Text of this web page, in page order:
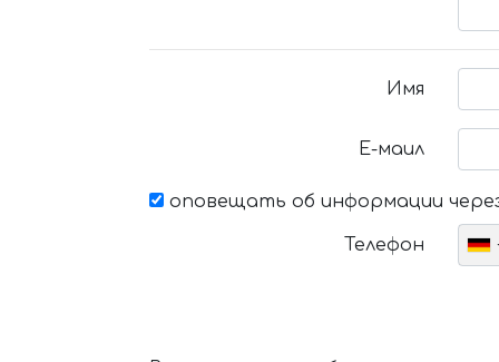
Имя
Е-маил
оповещать об информации
Телефон